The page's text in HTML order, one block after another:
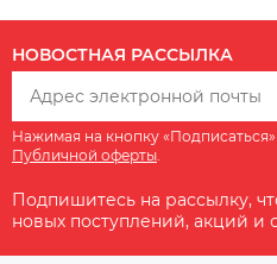
НОВОСТНАЯ РАССЫЛКА
Нажимая на кнопку
Публичной оферты
Подпишитесь на рассылку,
новых поступлений, акций и